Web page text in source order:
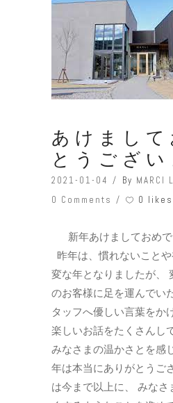
あけまして
とうござい
2021-01-04 By
0 Comments
0 likes
新年あけましておめで
昨年は、慣れないこと
変な年となりましたが、
のお客様に足を運んでい
タッフへ優しい言葉をか
楽しいお話をたくさんし
みなさまの温かさとを感
年は本当にありがとう
は今まで以上に、 みなさ